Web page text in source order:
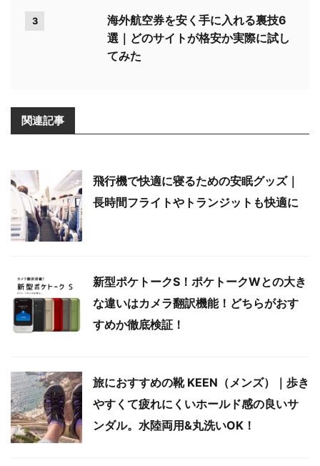
3
海外航空券を安く手に入れる裏技6
選｜どのサイトが格安か実際に試し
てみた
関連記事
飛行機で快適に寝るための安眠グッズ｜
長時間フライトやトランジットも快適に
新型ポケトークS！ポケトークWとの大き
な違いはカメラ翻訳機能！どちらがおす
すめか徹底検証！
旅におすすめの靴 KEEN（メンズ）｜歩き
やすくて疲れにくいホールド感の良いサ
ンダル。水陸両用&丸洗いOK！